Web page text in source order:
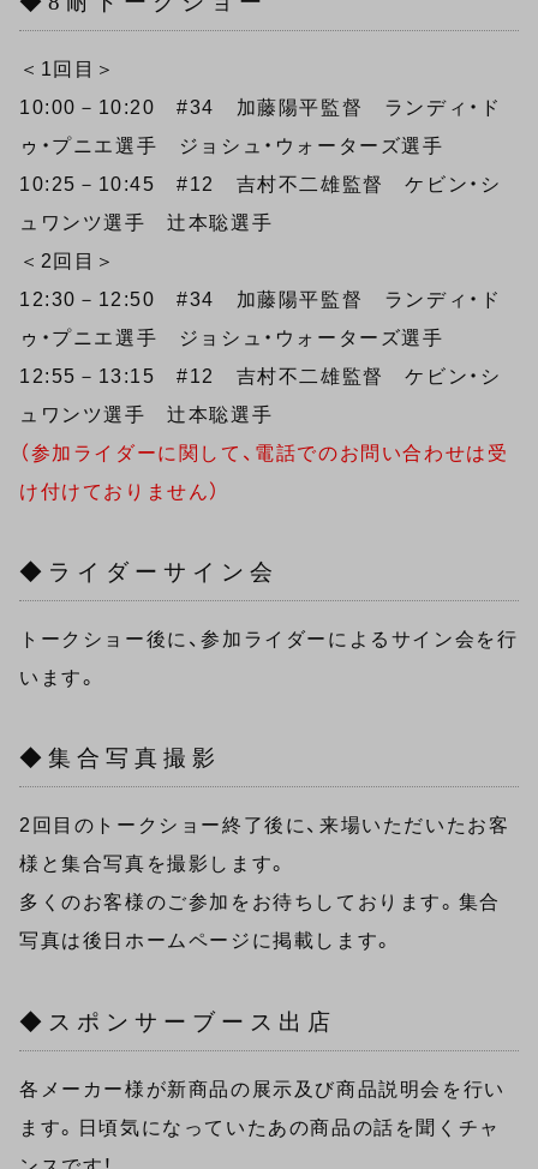
＜1回目＞
10:00－10:20 #34 加藤陽平監督 ランディ・ド
ゥ・プニエ選手 ジョシュ・ウォーターズ選手
10:25－10:45 #12 吉村不二雄監督 ケビン・シ
ュワンツ選手 辻本聡選手
＜2回目＞
12:30－12:50 #34 加藤陽平監督 ランディ・ド
ゥ・プニエ選手 ジョシュ・ウォーターズ選手
12:55－13:15 #12 吉村不二雄監督 ケビン・シ
ュワンツ選手 辻本聡選手
（参加ライダーに関して、電話でのお問い合わせは受
け付けておりません）
◆ライダーサイン会
トークショー後に、参加ライダーによるサイン会を行
います。
◆集合写真撮影
2回目のトークショー終了後に、来場いただいたお客
様と集合写真を撮影します。
多くのお客様のご参加をお待ちしております。集合
写真は後日ホームページに掲載します。
◆スポンサーブース出店
各メーカー様が新商品の展示及び商品説明会を行い
ます。日頃気になっていたあの商品の話を聞くチャ